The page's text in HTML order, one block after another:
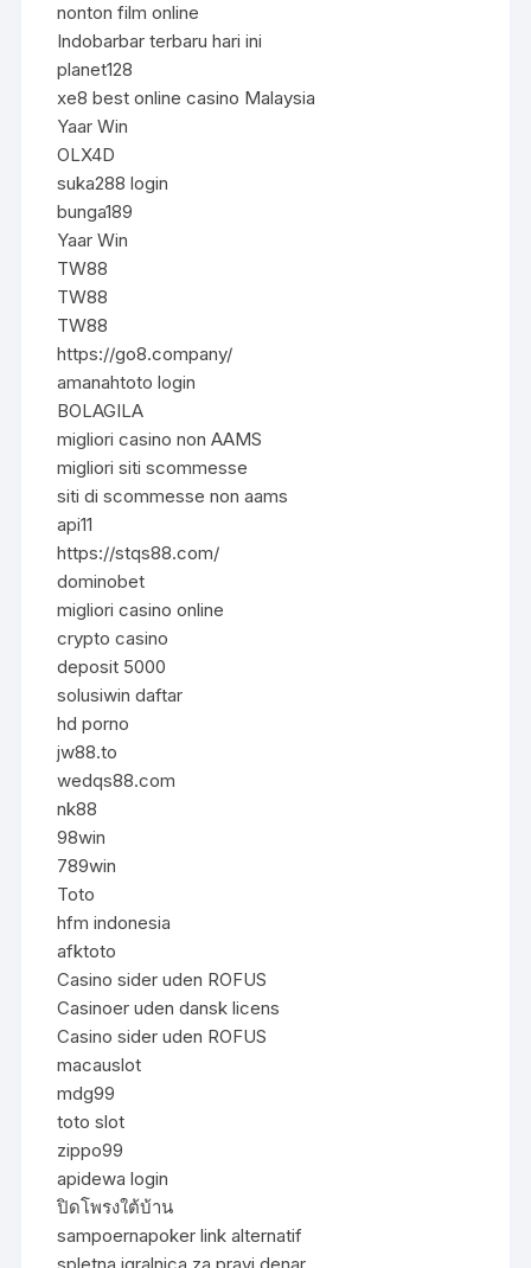
nonton film online
Indobarbar terbaru hari ini
planet128
xe8 best online casino Malaysia
Yaar Win
OLX4D
suka288 login
bunga189
Yaar Win
TW88
TW88
TW88
https://go8.company/
amanahtoto login
BOLAGILA
migliori casino non AAMS
migliori siti scommesse
siti di scommesse non aams
api11
https://stqs88.com/
dominobet
migliori casino online
crypto casino
deposit 5000
solusiwin daftar
hd porno
jw88.to
wedqs88.com
nk88
98win
789win
Toto
hfm indonesia
afktoto
Casino sider uden ROFUS
Casinoer uden dansk licens
Casino sider uden ROFUS
macauslot
mdg99
toto slot
zippo99
apidewa login
ปิดโพรงใต้บ้าน
sampoernapoker link alternatif